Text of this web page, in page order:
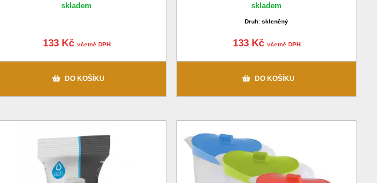
skladem
133 Kč včetně DPH
DO KOŠÍKU
skladem
Druh: skleněný
133 Kč včetně DPH
DO KOŠÍKU